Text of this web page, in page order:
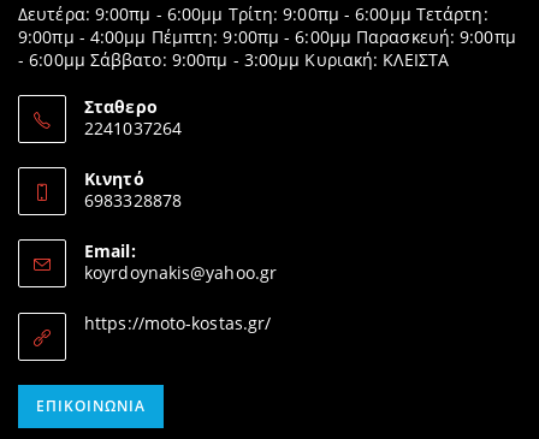
Δευτέρα: 9:00πμ - 6:00μμ Τρίτη: 9:00πμ - 6:00μμ Τετάρτη:
9:00πμ - 4:00μμ Πέμπτη: 9:00πμ - 6:00μμ Παρασκευή: 9:00πμ
- 6:00μμ Σάββατο: 9:00πμ - 3:00μμ Κυριακή: ΚΛΕΙΣΤΑ
Σταθερο
2241037264
in
your
Κινητό
6983328878
in
your
application
Email:
koyrdoynakis@yahoo.grOpens
https://moto-kostas.gr/
ΕΠΙΚΟΙΝΩΝΊΑ